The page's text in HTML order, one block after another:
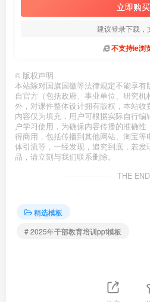
立即购买
建议登录下载，
不支持ie浏
© 版权声明
本站除对国旗国徽等法律规定不能享
自官方（包括政府、事业单位、研究
外，对课件整体设计拥有版权，本站
内容仅为填充，用户可根据实际自行
户学习使用，为确保内容传播的准确
得商用，包括传播到其他网站、淘宝
体引流等，一经发现，追究到底，若
品，请立刻与我们联系删除。
THE END
精选模板
# 2025年干部教育培训ppt模板